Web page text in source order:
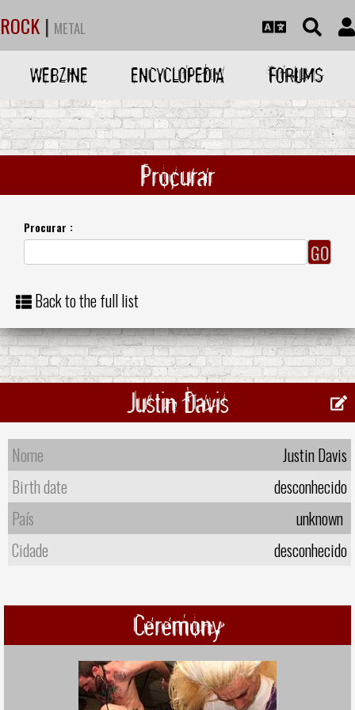
ROCK | METAL
WEBZINE ENCYCLOPEDIA FORUMS
Procurar
Procurar :
Back to the full list
Justin Davis
Nome
Justin Davis
Birth date
desconhecido
País
unknown
Cidade
desconhecido
Ceremony